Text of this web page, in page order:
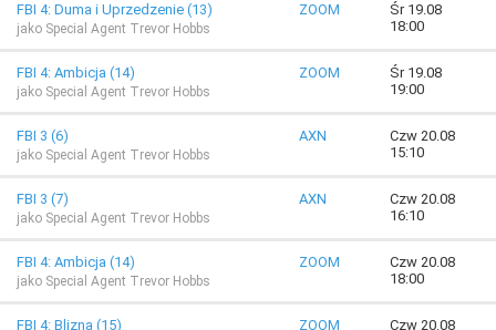
FBI 4: Duma i Uprzedzenie (13)
jako Special Agent Trevor Hobbs
ZOOM
Śr 19.08
18:00
FBI 4: Ambicja (14)
jako Special Agent Trevor Hobbs
ZOOM
Śr 19.08
19:00
FBI 3 (6)
jako Special Agent Trevor Hobbs
AXN
Czw 20.08
15:10
FBI 3 (7)
jako Special Agent Trevor Hobbs
AXN
Czw 20.08
16:10
FBI 4: Ambicja (14)
jako Special Agent Trevor Hobbs
ZOOM
Czw 20.08
18:00
FBI 4: Blizna (15) ZOOM Czw 20.08